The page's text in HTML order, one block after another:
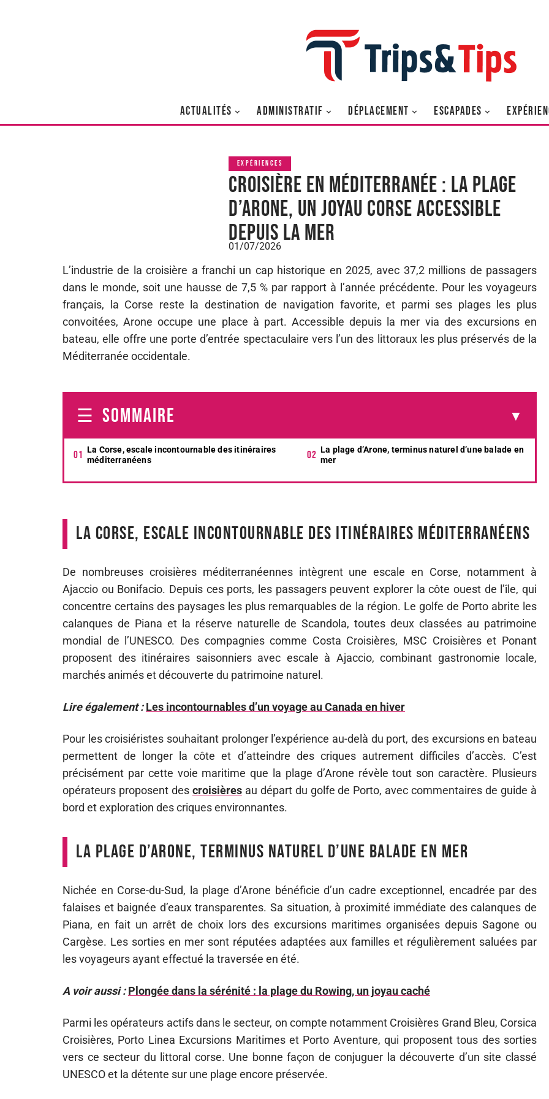
ACTUALITÉS ADMINISTRATIF DÉPLACEMENT ESCAPADES
EXPÉRIENCES
Croisière en Méditerranée : la plage
d’Arone, un joyau corse accessible
depuis la mer
01/07/2026
L’industrie de la croisière a franchi un cap historique en 2025, avec 37,2 millions de passagers
dans le monde, soit une hausse de 7,5 % par rapport à l’année précédente. Pour les voyageurs
français, la Corse reste la destination de navigation favorite, et parmi ses plages les plus
convoitées, Arone occupe une place à part. Accessible depuis la mer via des excursions en
bateau, elle offre une porte d’entrée spectaculaire vers l’un des littoraux les plus préservés de la
Méditerranée occidentale.
SOMMAIRE
La Corse, escale incontournable des itinéraires
méditerranéens
La plage d’Arone, terminus naturel d’une balade en
mer
La Corse, escale incontournable des itinéraires méditerranéens
De nombreuses croisières méditerranéennes intègrent une escale en Corse, notamment à
Ajaccio ou Bonifacio. Depuis ces ports, les passagers peuvent explorer la côte ouest de l’île, qui
concentre certains des paysages les plus remarquables de la région. Le golfe de Porto abrite les
calanques de Piana et la réserve naturelle de Scandola, toutes deux classées au patrimoine
mondial de l’UNESCO. Des compagnies comme Costa Croisières, MSC Croisières et Ponant
proposent des itinéraires saisonniers avec escale à Ajaccio, combinant gastronomie locale,
marchés animés et découverte du patrimoine naturel.
Lire également : Les incontournables d’un voyage au Canada en hiver
Pour les croisiéristes souhaitant prolonger l’expérience au-delà du port, des excursions en bateau
permettent de longer la côte et d’atteindre des criques autrement difficiles d’accès. C’est
précisément par cette voie maritime que la plage d’Arone révèle tout son caractère. Plusieurs
opérateurs proposent des croisièresau départ du golfe de Porto, avec commentaires de guide à
bord et exploration des criques environnantes.
La plage d’Arone, terminus naturel d’une balade en mer
Nichée en Corse-du-Sud, la plage d’Arone bénéficie d’un cadre exceptionnel, encadrée par des
falaises et baignée d’eaux transparentes. Sa situation, à proximité immédiate des calanques de
Piana, en fait un arrêt de choix lors des excursions maritimes organisées depuis Sagone ou
Cargèse. Les sorties en mer sont réputées adaptées aux familles et régulièrement saluées par
les voyageurs ayant effectué la traversée en été.
A voir aussi : Plongée dans la sérénité : la plage du Rowing, un joyau caché
Parmi les opérateurs actifs dans le secteur, on compte notamment Croisières Grand Bleu, Corsica
Croisières, Porto Linea Excursions Maritimes et Porto Aventure, qui proposent tous des sorties
vers ce secteur du littoral corse. Une bonne façon de conjuguer la découverte d’un site classé
UNESCO et la détente sur une plage encore préservée.